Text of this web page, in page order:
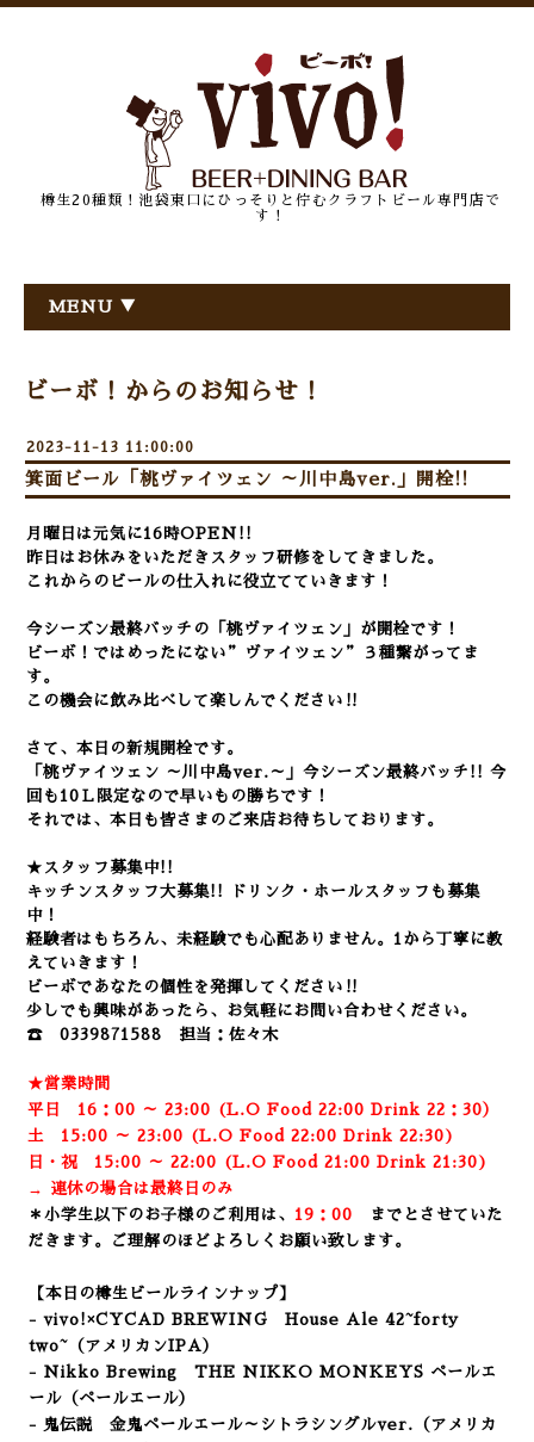
樽生20種類！池袋東口にひっそりと佇むクラフトビール専門店で
す！
MENU ▼
ビーボ！からのお知らせ！
2023-11-13 11:00:00
箕面ビール「桃ヴァイツェン ～川中島ver.」開栓!!
月曜日は元気に16時OPEN!!
昨日はお休みをいただきスタッフ研修をしてきました。
これからのビールの仕入れに役立てていきます！
今シーズン最終バッチの「桃ヴァイツェン」が開栓です！
ビーボ！ではめったにない”ヴァイツェン”３種繋がってま
す。
この機会に飲み比べして楽しんでください‼
さて、本日の新規開栓です。
「桃ヴァイツェン ～川中島ver.～」今シーズン最終バッチ!! 今
回も10Ｌ限定なので早いもの勝ちです！
それでは、本日も皆さまのご来店お待ちしております。
★スタッフ募集中!!
キッチンスタッフ大募集!! ドリンク・ホールスタッフも募集
中！
経験者はもちろん、未経験でも心配ありません。1から丁寧に教
えていきます！
ビーボであなたの個性を発揮してください‼
少しでも興味があったら、お気軽にお問い合わせください。
☎ 0339871588 担当：佐々木
★営業時間
平日 16：00 ～ 23:00 (L.O Food 22:00 Drink 22：30）
土 15:00 ～ 23:00 (L.O Food 22:00 Drink 22:30)
日・祝 15:00 ～ 22:00 (L.O Food 21:00 Drink 21:30)
→ 連休の場合は最終日のみ
＊小学生以下のお子様のご利用は、 19：00
までとさせていた
だきます。ご理解のほどよろしくお願い致します。
【本日の樽生ビールラインナップ】
- vivo!×CYCAD BREWING House Ale 42~forty
two~（アメリカンIPA）
- Nikko Brewing THE NIKKO MONKEYS ペールエ
ール （ペールエール）
- 鬼伝説 金鬼ペールエール～シトラシングルver.（アメリカ